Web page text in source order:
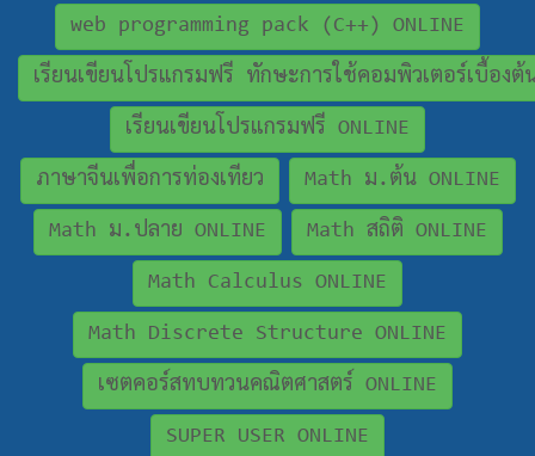
web programming pack (C++) ONLINE
เรียนเขียนโปรแกรมฟรี ทักษะการใช้คอมพิวเตอร์เบื้องต้
เรียนเขียนโปรแกรมฟรี ONLINE
ภาษาจีนเพื่อการท่องเทียว Math ม.ต้น ONLINE
Math ม.ปลาย ONLINE Math สถิติ ONLINE
Math Calculus ONLINE
Math Discrete Structure ONLINE
เซตคอร์สทบทวนคณิตศาสตร์ ONLINE
SUPER USER ONLINE